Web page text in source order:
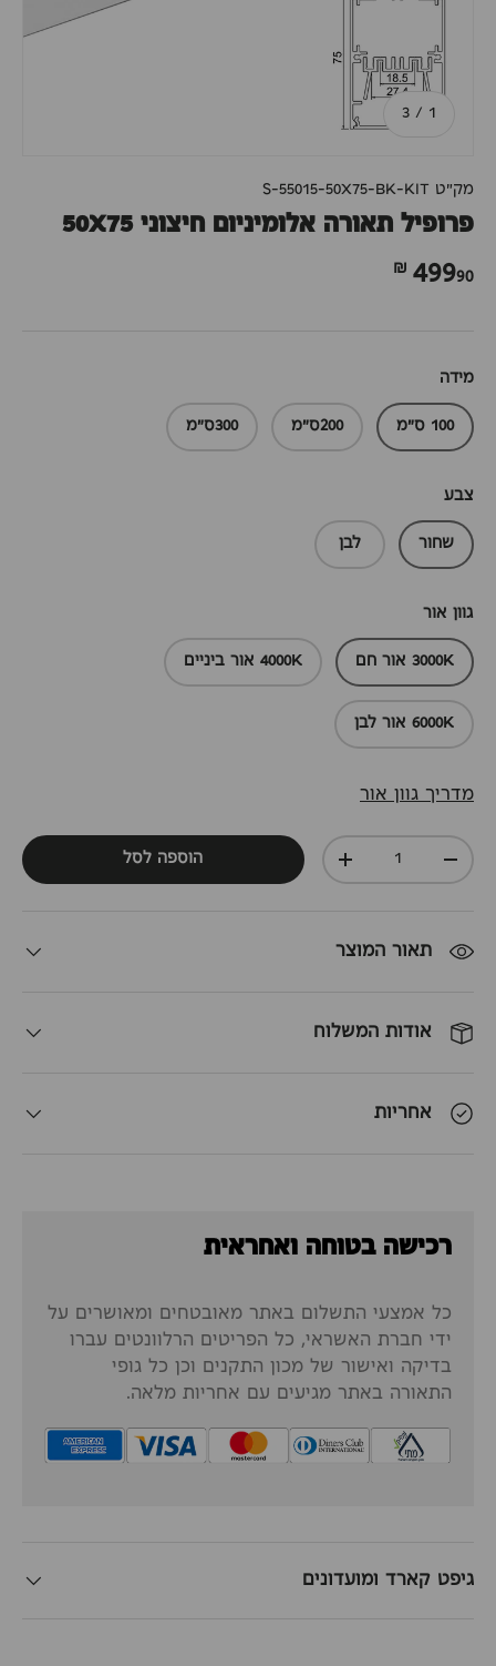
1
/ מתוך
3
מק"ט S-55015-50X75-BK-KIT
פרופיל תאורה אלומיניום חיצוני 50X75
49990 ₪
מידה
100 ס"מ 200ס"מ 300ס"מ
צבע
שחור לבן
גוון אור
3000K אור חם 4000K אור ביניים
6000K אור לבן
מדריך גוון אור
כמות
+ הוספה לסל
תאור המוצר
אודות המשלוח
אחריות
רכישה בטוחה ואחראית
כל אמצעי התשלום באתר מאובטחים ומאושרים על
ידי חברת האשראי, כל הפריטים הרלוונטים עברו
בדיקה ואישור של מכון התקנים וכן כל גופי
התאורה באתר מגיעים עם אחריות מלאה.
גיפט קארד ומועדונים